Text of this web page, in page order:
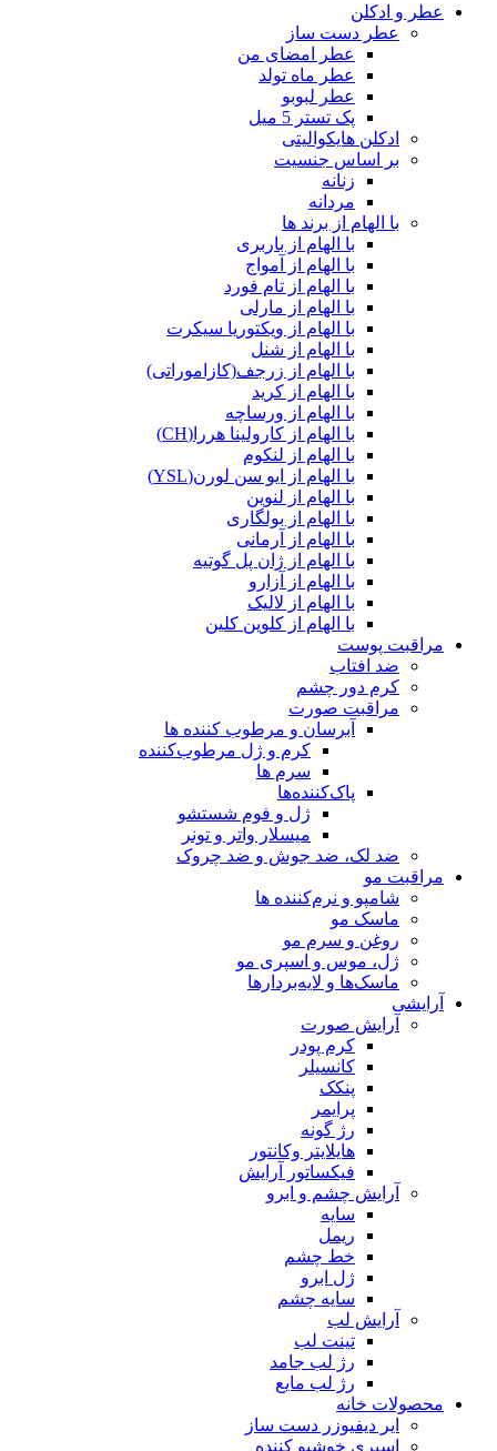
عطر و ادکلن
عطر دست ساز
عطر امضای من
عطر ماه تولد
عطر لبوبو
پک تستر 5 میل
ادکلن هایکوالیتی
بر اساس جنسیت
زنانه
مردانه
با الهام از برند ها
با الهام از باربری
با الهام از آمواج
با الهام از تام فورد
با الهام از مارلی
با الهام از ویکتوریا سیکرت
با الهام از شنل
با الهام از زرجف(کازاموراتی)
با الهام از کرید
با الهام از ورساچه
با الهام از کارولینا هررا(CH)
با الهام از لنکوم
با الهام از ایو سن لورن(YSL)
با الهام از لنوین
با الهام از بولگاری
با الهام از آرمانی
با الهام از ژان پل گوتیه
با الهام از آزارو
با الهام از لالیک
با الهام از کلوین کلین
مراقبت پوست
ضد افتاب
کرم دور چشم
مراقبت صورت
آبرسان و مرطوب کننده ها
کرم و ژل مرطوب‌کننده
سرم ها
پاک‌کننده‌ها
ژل و فوم شستشو
میسلار واتر و تونر
ضد لک، ضد جوش و ضد چروک
مراقبت مو
شامپو و نرم‌کننده ها
ماسک مو
روغن و سرم مو
ژل، موس و اسپری مو
ماسک‌ها و لایه‌بردارها
آرایشی
آرایش صورت
کرم پودر
کانسیلر
پنکک
پرایمر
رژ گونه
هایلایتر وکانتور
فیکساتور آرایش
آرایش چشم و ابرو
سایه
ریمل
خط چشم
ژل ابرو
سایه چشم
آرایش لب
تینت لب
رژ لب جامد
رژ لب مایع
محصولات خانه
ایر دیفیوزر دست ساز
اسپری خوشبو کننده